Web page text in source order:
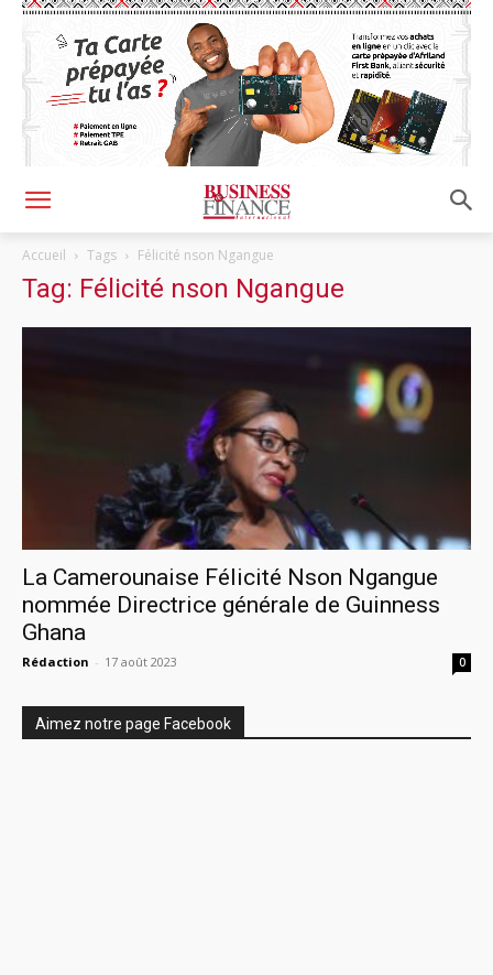
Accueil Tags Félicité nson Ngangue
Tag: Félicité nson Ngangue
La Camerounaise Félicité Nson Ngangue
nommée Directrice générale de Guinness
Ghana
Rédaction - 17 août 2023 0
Aimez notre page Facebook